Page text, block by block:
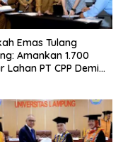
Emas Tulang
Amankan 1.700
Lahan PT CPP Demi